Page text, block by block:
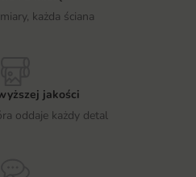
każda ściana
jakości
oddaje każdy detal